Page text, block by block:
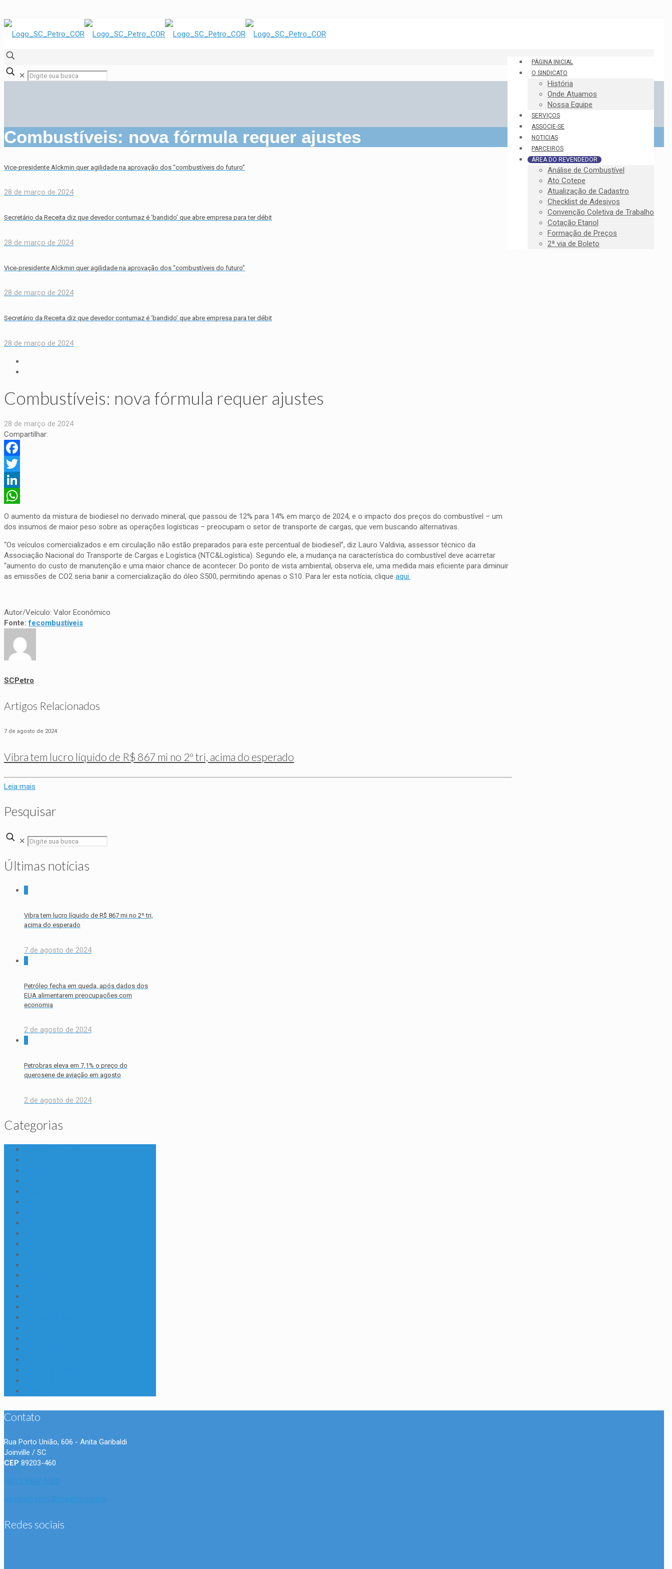
PÁGINA INICIAL
O SINDICATO
História
Onde Atuamos
Nossa Equipe
SERVIÇOS
ASSOCIE-SE
NOTICIAS
PARCEIROS
ÁREA DO REVENDEDOR
Análise de Combustível
Ato Cotepe
Atualização de Cadastro
Checklist de Adesivos
Convenção Coletiva de Trabalho
Cotação Etanol
Formação de Preços
2ª via de Boleto
✕
Combustíveis: nova fórmula requer ajustes
Vice-presidente Alckmin quer agilidade na aprovação dos “combustíveis do futuro”
28 de março de 2024
Secretário da Receita diz que devedor contumaz é ‘bandido’ que abre empresa para ter débit
28 de março de 2024
Vice-presidente Alckmin quer agilidade na aprovação dos “combustíveis do futuro”
28 de março de 2024
Secretário da Receita diz que devedor contumaz é ‘bandido’ que abre empresa para ter débit
28 de março de 2024
Combustíveis: nova fórmula requer ajustes
28 de março de 2024
Compartilhar:
Facebook
Twitter
LinkedIn
WhatsApp
O aumento da mistura de biodiesel no derivado mineral, que passou de 12% para 14% em março de 2024, e o impacto dos preços do combustível – um
dos insumos de maior peso sobre as operações logísticas – preocupam o setor de transporte de cargas, que vem buscando alternativas.
“Os veículos comercializados e em circulação não estão preparados para este percentual de biodiesel”, diz Lauro Valdivia, assessor técnico da
Associação Nacional do Transporte de Cargas e Logística (NTC&Logística). Segundo ele, a mudança na característica do combustível deve acarretar
“aumento do custo de manutenção e uma maior chance de acontecer. Do ponto de vista ambiental, observa ele, uma medida mais eficiente para diminuir
as emissões de CO2 seria banir a comercialização do óleo S500, permitindo apenas o S10. Para ler esta notícia, clique aqui.
Autor/Veículo: Valor Econômico
Fonte:fecombustíveis
SCPetro
Artigos Relacionados
7 de agosto de 2024
Vibra tem lucro líquido de R$ 867 mi no 2º tri, acima do esperado
Leia mais
Pesquisar
✕
Últimas notícias
Vibra tem lucro líquido de R$ 867 mi no 2º tri,
acima do esperado
7 de agosto de 2024
Petróleo fecha em queda, após dados dos
EUA alimentarem preocupações com
economia
2 de agosto de 2024
Petrobras eleva em 7,1% o preço do
querosene de aviação em agosto
2 de agosto de 2024
Categorias
Contato
Rua Porto União, 606 - Anita Garibaldi
Joinville / SC
CEP 89203-460
(47) 9 8847-9520
administrativo@scpetro.com.br
Redes sociais